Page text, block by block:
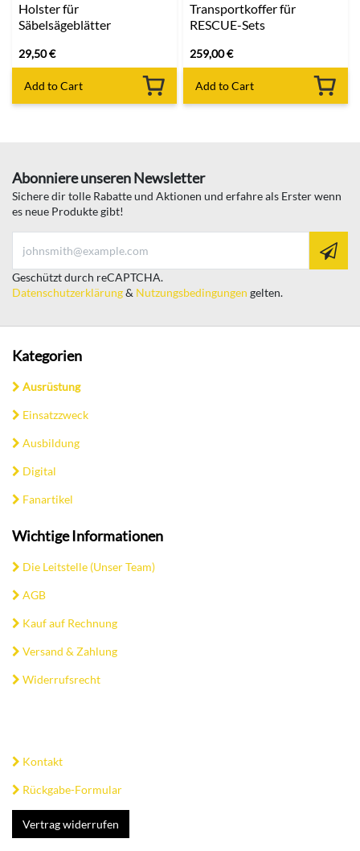
Holster für
Säbelsägeblätter
29,50€
Add to Cart
Transportkoffer für
RESCUE-Sets
259,00€
Add to Cart
Abonniere unseren Newsletter
Sichere dir tolle Rabatte und Aktionen und erfahre als Erster wenn
es neue Produkte gibt!
Geschützt durch reCAPTCHA.
Datenschutzerklärung& Nutzungsbedingungen gelten.
Kategorien
Ausrüstung
Einsatzzweck
Ausbildung
Digital
Fanartikel
Wichtige Informationen
Die Leitstelle (Unser Team)
AGB
Kauf auf Rechnung
Versand & Zahlung
Widerrufsrecht
Kontakt
Rückgabe-Formular
Vertrag widerrufen